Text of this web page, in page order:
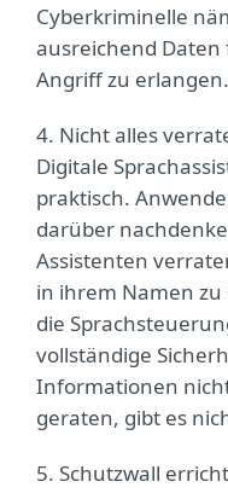
Cyberkriminelle
ausreichend
Angriff zu erlangen.
4. Nicht alles
Digitale
praktisch.
darüber
Assistenten
in ihrem Namen
die
vollständige
Informationen
geraten, gibt es
5. Schutzwall